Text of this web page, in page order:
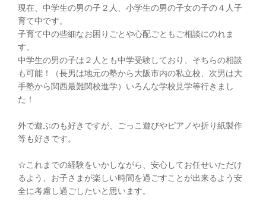
現在、中学生の男の子２人、小学生の男の子女の子の４人子
育て中です。
子育て中の些細なお困りごとや心配ごともご相談にのれま
す。
中学生の男の子は２人とも中学受験しており、そちらの相談
も可能！（長男は地元の塾から大阪市内の私立校、次男は大
手塾から関西最難関校進学）いろんな学校見学等行きまし
た！
外で遊ぶのも好きですが、ごっこ遊びやピアノや折り紙製作
等も好きです。
☆これまでの経験をいかしながら、安心してお任せいただけ
るよう、お子さまが楽しい時間を過ごすことが出来るよう安
全に考慮し過ごしたいと思います。